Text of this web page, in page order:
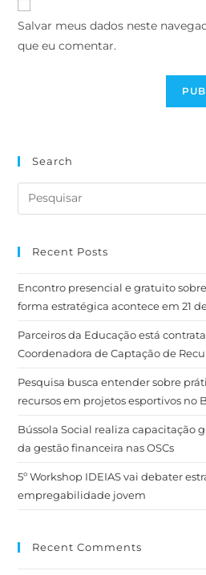
Salvar meus dados neste
que eu comentar.
Search
Recent Posts
Encontro presencial e gratuito
forma estratégica acontece em 21
Parceiros da Educação está
Coordenadora de Captação de
Pesquisa busca entender sobre
recursos em projetos esportivos no
Bússola Social realiza capacitação
da gestão financeira nas OSCs
5º Workshop IDEIAS vai debater
empregabilidade jovem
Recent Comments